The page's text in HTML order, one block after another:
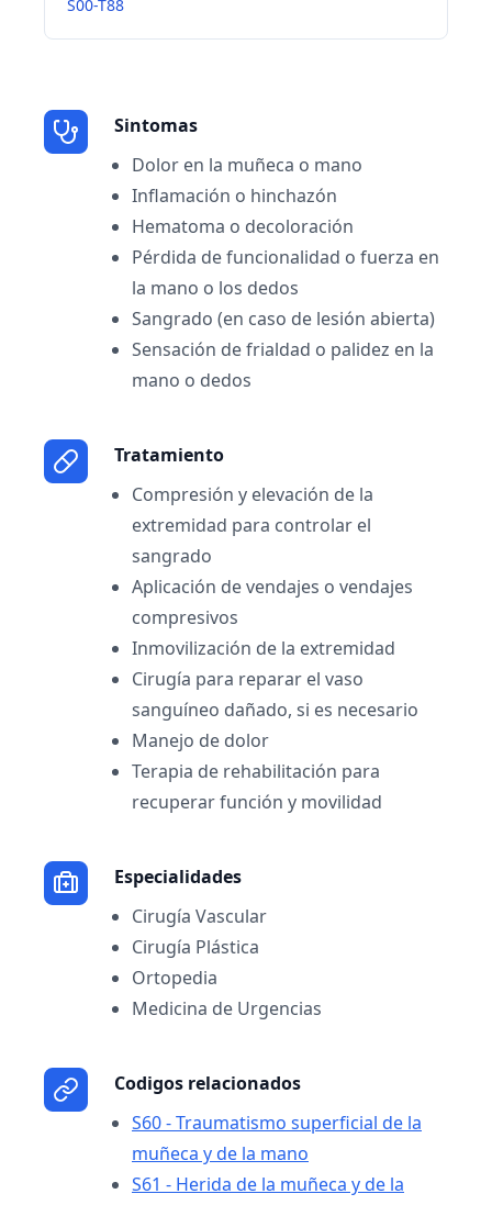
S00-T88
Sintomas
Dolor en la muñeca o mano
Inflamación o hinchazón
Hematoma o decoloración
Pérdida de funcionalidad o fuerza en
la mano o los dedos
Sangrado (en caso de lesión abierta)
Sensación de frialdad o palidez en la
mano o dedos
Tratamiento
Compresión y elevación de la
extremidad para controlar el
sangrado
Aplicación de vendajes o vendajes
compresivos
Inmovilización de la extremidad
Cirugía para reparar el vaso
sanguíneo dañado, si es necesario
Manejo de dolor
Terapia de rehabilitación para
recuperar función y movilidad
Especialidades
Cirugía Vascular
Cirugía Plástica
Ortopedia
Medicina de Urgencias
Codigos relacionados
S60 - Traumatismo superficial de la
muñeca y de la mano
S61 - Herida de la muñeca y de la